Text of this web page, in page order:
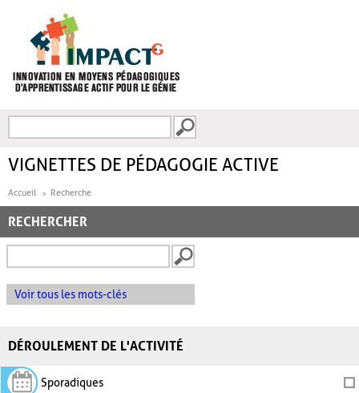
FORMULAIRE DE
VIGNETTES DE PÉDAGOGIE ACTIVE
Accueil Recherche
RECHERCHER
Voir tous les mots-clés
DÉROULEMENT DE L'ACTIVITÉ
Sporadiques